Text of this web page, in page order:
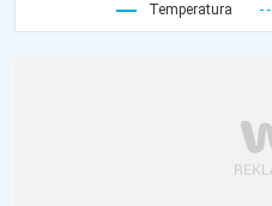
Temperatura